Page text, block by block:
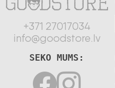
+371 27017034
info@goodstore.lv
SEKO MUMS: